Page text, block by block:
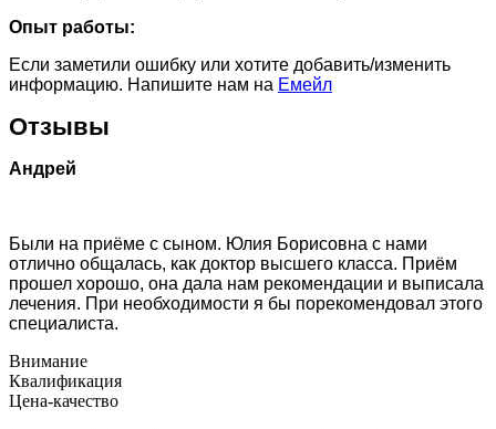
Опыт работы:
Если заметили ошибку или хотите добавить/изменить
информацию. Напишите нам на Емейл
Отзывы
Андрей
Были на приёме с сыном. Юлия Борисовна с нами
отлично общалась, как доктор высшего класса. Приём
прошел хорошо, она дала нам рекомендации и выписала
лечения. При необходимости я бы порекомендовал этого
специалиста.
Внимание
Квалификация
Цена-качество